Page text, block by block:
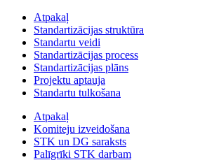
Atpakaļ
Standartizācijas struktūra
Standartu veidi
Standartizācijas process
Standartizācijas plāns
Projektu aptauja
Standartu tulkošana
Atpakaļ
Komiteju izveidošana
STK un DG saraksts
Palīgrīki STK darbam